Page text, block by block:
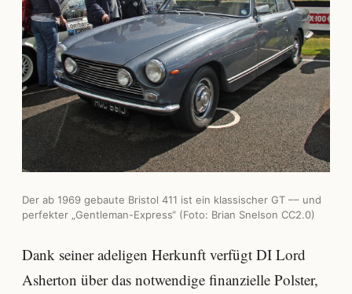
Der ab 1969 gebaute Bristol 411 ist ein klassischer GT –– und
perfekter „Gentleman-Express“ (Foto: Brian Snelson CC2.0)
Dank seiner adeligen Herkunft verfügt DI Lord
Asherton über das notwendige finanzielle Polster,